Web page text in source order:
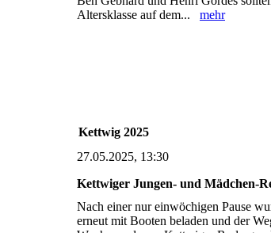
Altersklasse auf dem... mehr
Kettwig 2025
27.05.2025, 13:30
Kettwiger Jungen- und Mädchen-
Nach einer nur einwöchigen Pause
erneut mit Booten beladen und der